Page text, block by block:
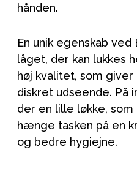
hånden.
En unik egenskab
låget, der kan lukkes
høj kvalitet, som
diskret udseende. På
der en lille løkke,
hænge tasken på en
og bedre hygiejne.